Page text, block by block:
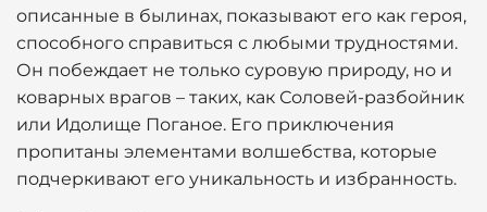
описанные в былинах, показывают его как героя,
способного справиться с любыми трудностями.
Он побеждает не только суровую природу, но и
коварных врагов – таких, как Соловей-разбойник
или Идолище Поганое. Его приключения
пропитаны элементами волшебства, которые
подчеркивают его уникальность и избранность.